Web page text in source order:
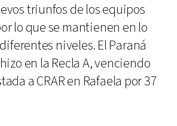
triunfos de los equipos
lo que se mantienen en lo
niveles. El Paraná
en la Recla A, venciendo
a CRAR en Rafaela por 37